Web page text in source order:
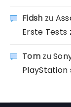
Fidsh zu
Erste Tests
Tomzu
PlayStation